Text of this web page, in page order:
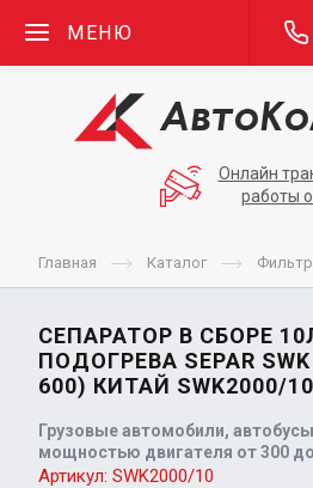
МЕНЮ
Онлайн
работы
Главная Каталог
СЕПАРАТОР В СБОРЕ
ПОДОГРЕВА SEPAR
600) КИТАЙ SWK2000/10
Грузовые автомобили,
мощностью двигателя от 300
Артикул: SWK2000/10